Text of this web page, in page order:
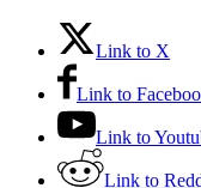
Link to X
Link to
Link to
Link to